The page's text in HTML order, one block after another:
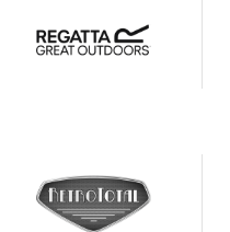
Retro
Total
Starbucks